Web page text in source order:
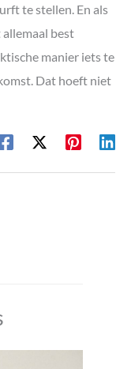
te stellen. En als
allemaal best
manier iets te
Dat hoeft niet